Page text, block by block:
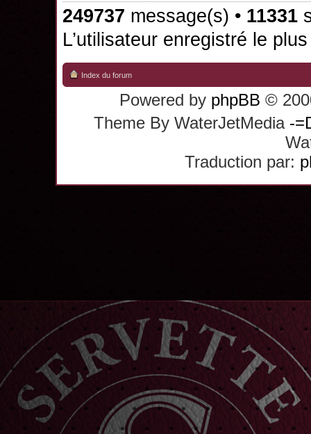
249737 message(s) • 11331
L’utilisateur enregistré le
Index du forum
Powered by phpBB ©
Theme By WaterJetMedia -
Traduction par: